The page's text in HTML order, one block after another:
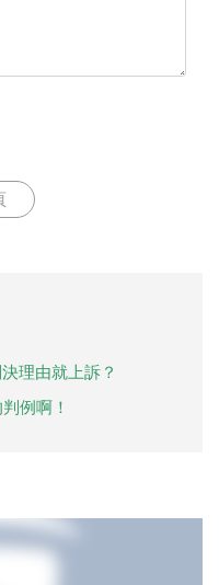
理由就上訴？
例啊！